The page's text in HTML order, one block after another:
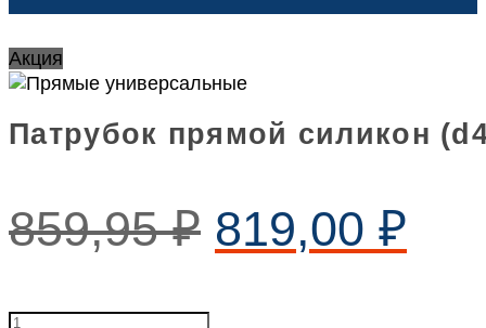
Акция
Патрубок прямой силикон
859,95₽ 819,00 ₽
Патрубок